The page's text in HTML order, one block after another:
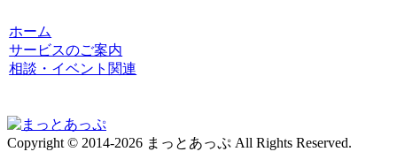
ホーム
サービスのご案内
相談・イベント関連
Copyright © 2014-2026 まっとあっぷ All Rights Reserved.